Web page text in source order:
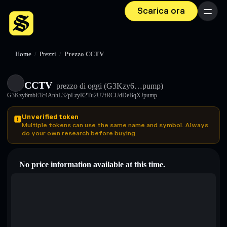
Scarica ora Menu
Home / Prezzi / Prezzo CCTV
CCTV prezzo di oggi (G3Kzy6…pump)
G3Kzy6mbETc4AnhL32pLzyR2Tu2U7fRCUdDeBqXJpump
Unverified token
Multiple tokens can use the same name and symbol. Always
do your own research before buying.
No price information available at this time.